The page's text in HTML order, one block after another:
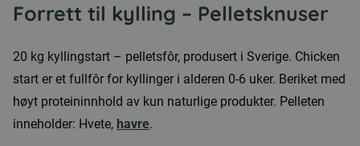
Forrett til kylling – Pelletsknuser
20 kg kyllingstart – pelletsfôr, produsert i Sverige. Chicken
start er et fullfôr for kyllinger i alderen 0-6 uker. Beriket med
høyt proteininnhold av kun naturlige produkter. Pelleten
inneholder: Hvete, havre.